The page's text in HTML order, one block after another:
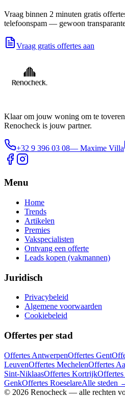
Vraag binnen 2 minuten gratis
telefoonspam — gewoon
Vraag gratis offertes aan
Klaar om jouw woning om te
Renocheck is jouw partner.
+32 9 396 03 08— Maxime Villa
Menu
Home
Trends
Artikelen
Premies
Vakspecialisten
Ontvang een offerte
Leads kopen (vakmannen)
Juridisch
Privacybeleid
Algemene voorwaarden
Cookiebeleid
Offertes per stad
Offertes AntwerpenOffertes Gent
LeuvenOffertes MechelenOffertes
Sint-NiklaasOffertes KortrijkOffertes
GenkOffertes RoeselareAlle steden
© 2026 Renocheck — alle rechten